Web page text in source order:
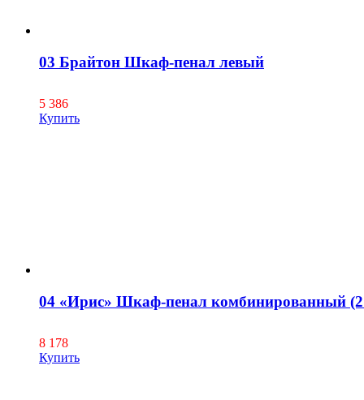
03 Брайтон Шкаф-пенал левый
5 386
Купить
04 «Ирис» Шкаф-пенал комбинированный
8 178
Купить